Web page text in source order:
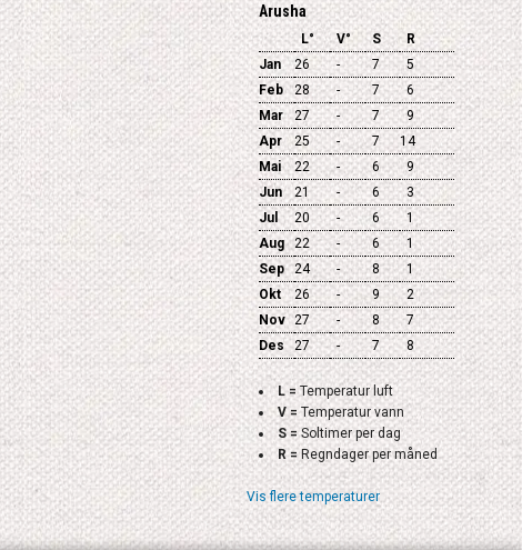
Arusha
L° V° S
R
Jan
26 - 7
5
Feb
28 - 7
6
Mar
27 - 7
9
Apr
25 - 7
14
Mai
22 - 6
9
Jun
21 - 6
3
Jul
20 - 6
1
Aug
22 - 6
1
Sep
24 - 8
1
Okt
26 - 9
2
Nov 27 - 8
7
Des
27 - 7 8
L =Temperatur luft
V =Temperatur vann
S =Soltimer per dag
R = Regndager per måned
Vis flere temperaturer